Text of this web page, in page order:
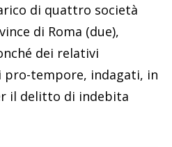
di quattro società
di Roma (due),
dei relativi
tempore, indagati, in
il delitto di indebita